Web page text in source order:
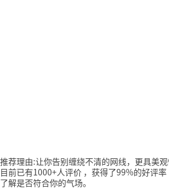
推荐理由:让你告别缠绕不清的网线，更具美
目前已有1000+人评价 ，获得了99%的好评率
了解是否符合你的气场。